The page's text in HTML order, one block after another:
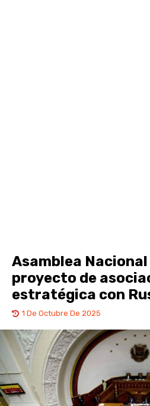
Asamblea
proyecto de
estratégica con
1 De Octubre De 2025